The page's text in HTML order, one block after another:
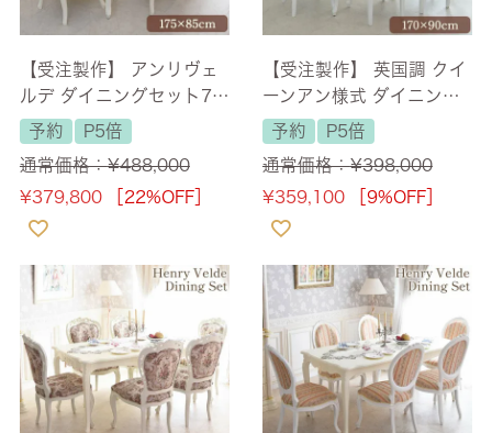
【受注製作】 アンリヴェ
ルデ ダイニングセット7P
6人掛け アイボリー 幅17
5cm 【送料無料/設置サー
ビス付】
予約
P5倍
通常価格：¥488,000
¥379,800 ［22%OFF］
【受注製作】 英国調 クイ
ーンアン様式 ダイニング
セット7P 6人掛け ホワイ
ト 幅170cm 【送料無料/
設置サービス付】
予約
P5倍
通常価格：¥398,000
¥359,100 ［9%OFF］